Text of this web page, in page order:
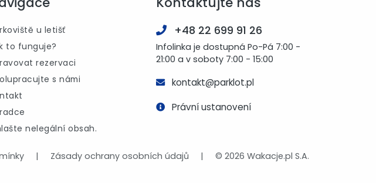
u letišť
to funguje?
rezervaci
s námi
nelegální obsah.
+48 22 699 91 26
Infolinka je dostupná Po-Pá 7:00 -
21:00 a v soboty 7:00 - 15:00
kontakt@parklot.pl
Právní ustanovení
| Zásady ochrany osobních údajů | © 2026 Wakacje.pl S.A.